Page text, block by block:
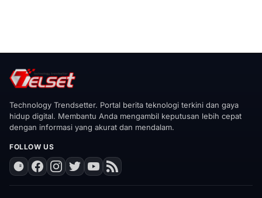
Technology Trendsetter. Portal berita teknologi terkini dan gaya
hidup digital. Membantu Anda mengambil keputusan lebih cepat
dengan informasi yang akurat dan mendalam.
FOLLOW US